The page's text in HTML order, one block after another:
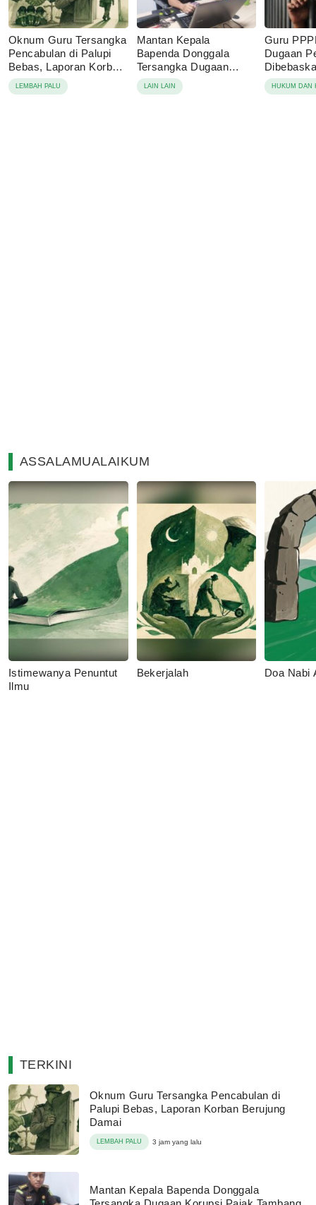
Oknum Guru Tersangka
Pencabulan di Palupi
Bebas, Laporan Korban
Berujung Damai
LEMBAH PALU
Mantan Kepala
Bapenda Donggala
Tersangka Dugaan
Korupsi Pajak Tambang
LAIN LAIN
Guru
Dugaan
Sebut
Keluarga
HUKUM DAN
ASSALAMUALAIKUM
Istimewanya Penuntut
Ilmu
Bekerjalah Doa Nabi
TERKINI
Oknum Guru Tersangka Pencabulan di
Palupi Bebas, Laporan Korban Berujung
Damai
LEMBAH PALU 3 jam yang lalu
Mantan Kepala Bapenda Donggala